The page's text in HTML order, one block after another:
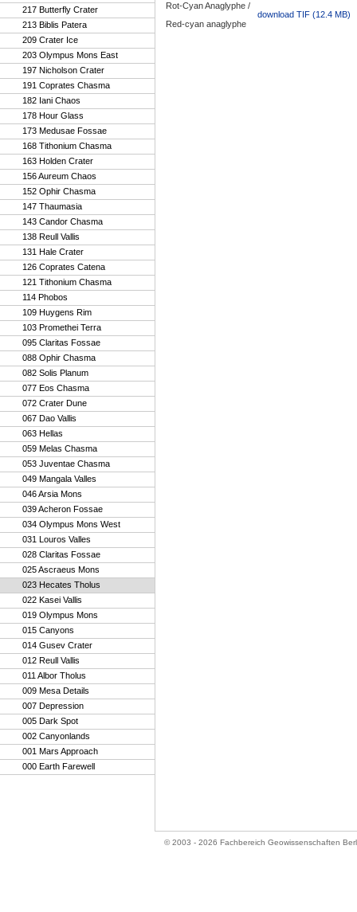
217 Butterfly Crater
213 Biblis Patera
209 Crater Ice
203 Olympus Mons East
197 Nicholson Crater
191 Coprates Chasma
182 Iani Chaos
178 Hour Glass
173 Medusae Fossae
168 Tithonium Chasma
163 Holden Crater
156 Aureum Chaos
152 Ophir Chasma
147 Thaumasia
143 Candor Chasma
138 Reull Vallis
131 Hale Crater
126 Coprates Catena
121 Tithonium Chasma
114 Phobos
109 Huygens Rim
103 Promethei Terra
095 Claritas Fossae
088 Ophir Chasma
082 Solis Planum
077 Eos Chasma
072 Crater Dune
067 Dao Vallis
063 Hellas
059 Melas Chasma
053 Juventae Chasma
049 Mangala Valles
046 Arsia Mons
039 Acheron Fossae
034 Olympus Mons West
031 Louros Valles
028 Claritas Fossae
025 Ascraeus Mons
023 Hecates Tholus
022 Kasei Vallis
019 Olympus Mons
015 Canyons
014 Gusev Crater
012 Reull Vallis
011 Albor Tholus
009 Mesa Details
007 Depression
005 Dark Spot
002 Canyonlands
001 Mars Approach
000 Earth Farewell
Rot-Cyan Anaglyphe /
Red-cyan anaglyphe
download TIF (12.4 MB)
© 2003 - 2026 Fachbereich Geowissenschaften